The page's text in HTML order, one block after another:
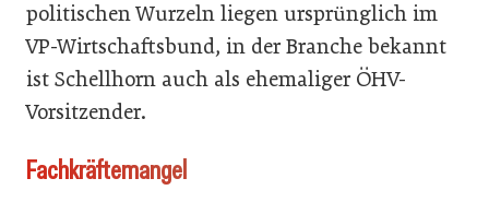
politischen Wurzeln liegen ursprünglich im
VP-Wirtschaftsbund, in der Branche bekannt
ist Schellhorn auch als ehemaliger ÖHV-
Vorsitzender.
Fachkräftemangel